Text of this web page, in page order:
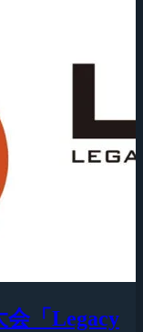
会「Legacy